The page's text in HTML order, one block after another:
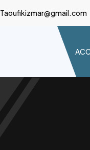
Taoufikizmar@gmail.com